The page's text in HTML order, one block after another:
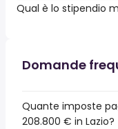
Qual è lo stipendio
Domande
Quante imposte
208.800 € in Lazio?